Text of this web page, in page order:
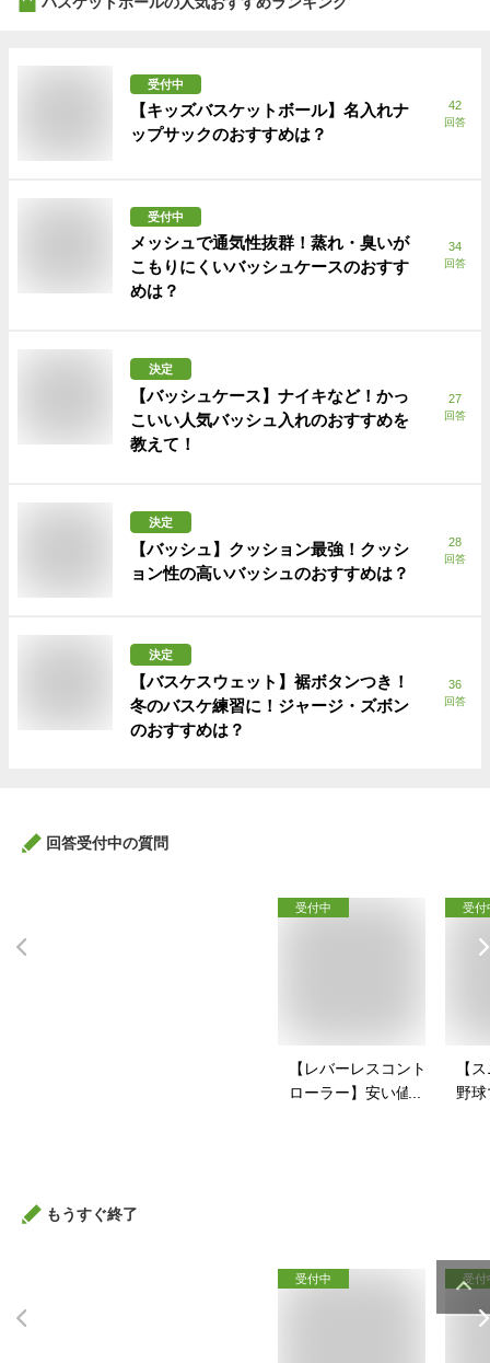
受付中
【キッズバスケットボール】名入れナ
ップサックのおすすめは？
42
回答
受付中
メッシュで通気性抜群！蒸れ・臭いが
こもりにくいバッシュケースのおすす
めは？
34
回答
決定
【バッシュケース】ナイキなど！かっ
こいい人気バッシュ入れのおすすめを
教えて！
27
回答
決定
【バッシュ】クッション最強！クッシ
ョン性の高いバッシュのおすすめは？
28
回答
決定
【バスケスウェット】裾ボタンつき！
冬のバスケ練習に！ジャージ・ズボン
のおすすめは？
36
回答
回答受付中の質問
受付中
【レバーレスコント
ローラー】安い値段
受付
【
野
もうすぐ終了
受付中 受付